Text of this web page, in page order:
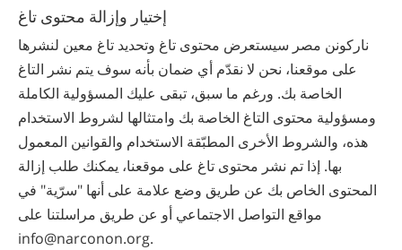
إختيار وإزالة محتوى تاغ
‫ناركونن‬ ‫مصر‬ سيستعرض محتوى تاغ وتحديد تاغ معين لنشرها
على موقعنا، نحن لا نقدّم أي ضمان بأنه سوف يتم نشر التاغ
الخاصة بك. ورغم ما سبق، تبقى عليك المسؤولية الكاملة
ومسؤولية محتوى التاغ الخاصة بك وامتثالها لشروط الاستخدام
هذه، والشروط الأخرى المطبّقة الاستخدام والقوانين المعمول
بها. إذا تم نشر محتوى تاغ على موقعنا، يمكنك طلب إزالة
المحتوى الخاص بك عن طريق وضع علامة على أنها "سرّية" في
مواقع التواصل الاجتماعي أو عن طريق مراسلتنا على
info@narconon.org.